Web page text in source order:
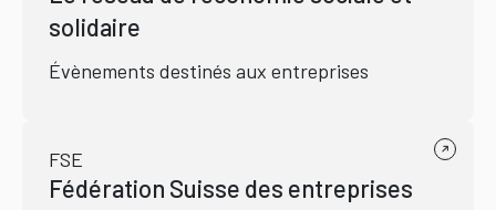
solidaire
Évènements destinés aux entreprises
FSE
Fédération Suisse des entreprises